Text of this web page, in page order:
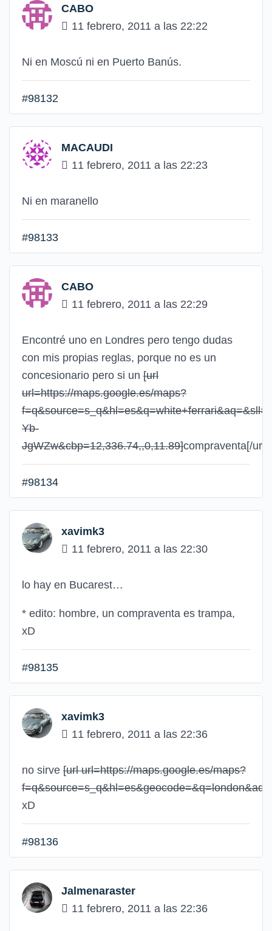
CABO
11 febrero, 2011 a las 22:22
Ni en Moscú ni en Puerto Banús.
#98132
MACAUDI
11 febrero, 2011 a las 22:23
Ni en maranello
#98133
CABO
11 febrero, 2011 a las 22:29
Encontré uno en Londres pero tengo dudas
con mis propias reglas, porque no es un
concesionario pero si un [url
url=https://maps.google.es/maps?
Yb-
JgWZw&cbp=12,336.74,,0,11.89]compraventa[/url]
#98134
xavimk3
11 febrero, 2011 a las 22:30
lo hay en Bucarest…
* edito: hombre, un compraventa es trampa,
xD
#98135
xavimk3
11 febrero, 2011 a las 22:36
no sirve [url url=https://maps.google.es/maps?
xD
#98136
Jalmenaraster
11 febrero, 2011 a las 22:36